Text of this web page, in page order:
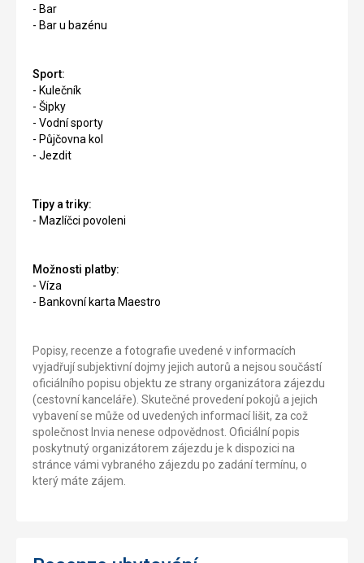
- Bar
- Bar u bazénu
Sport:
- Kulečník
- Šipky
- Vodní sporty
- Půjčovna kol
- Jezdit
Tipy a triky:
- Mazlíčci povoleni
Možnosti platby:
- Víza
- Bankovní karta Maestro
Popisy, recenze a fotografie uvedené v informacích
vyjadřují subjektivní dojmy jejich autorů a nejsou součástí
oficiálního popisu objektu ze strany organizátora zájezdu
(cestovní kanceláře). Skutečné provedení pokojů a jejich
vybavení se může od uvedených informací lišit, za což
společnost Invia nenese odpovědnost. Oficiální popis
poskytnutý organizátorem zájezdu je k dispozici na
stránce vámi vybraného zájezdu po zadání termínu, o
který máte zájem.